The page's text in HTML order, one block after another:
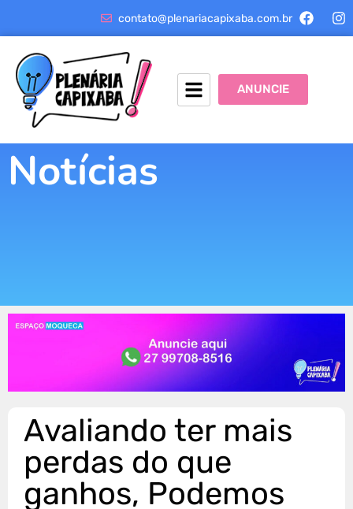
contato@plenariacapixaba.com.br
ANUNCIE
Notícias
Avaliando ter mais
perdas do que
ganhos, Podemos